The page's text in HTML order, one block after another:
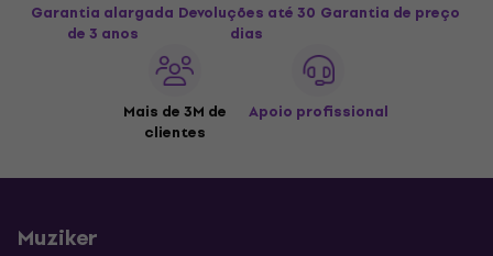
Garantia alargada
de 3 anos
Devoluções até 30
dias
Garantia de preço
Mais de 3M de
clientes
Apoio profissional
Muziker